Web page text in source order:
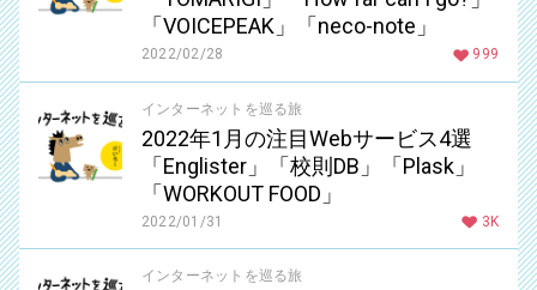
「VOICEPEAK」「neco-note」
2022/02/28 999
インターネットを巡る旅
2022年1月の注目Webサービス4選
「Englister」「校則DB」「Plask」
「WORKOUT FOOD」
2022/01/31 3K
インターネットを巡る旅